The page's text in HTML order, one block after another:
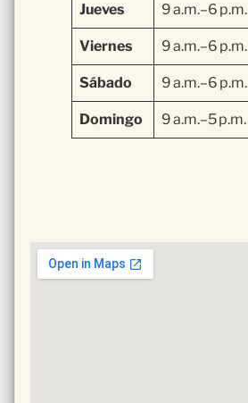
Jueves 9 a.m.–6 p.m.
Viernes 9 a.m.–6 p.m.
Sábado 9 a.m.–6 p.m.
Domingo 9 a.m.–5 p.m.